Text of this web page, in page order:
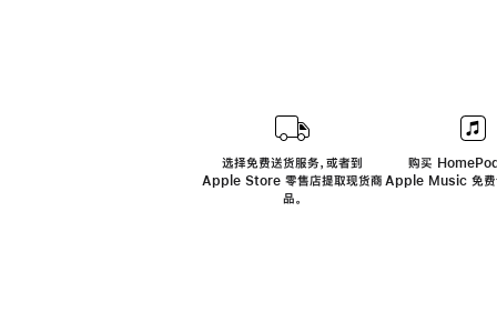
选择免费送货服务，或者到
Apple Store 零售店提取现货商
品。
购买
Apple Music 免费